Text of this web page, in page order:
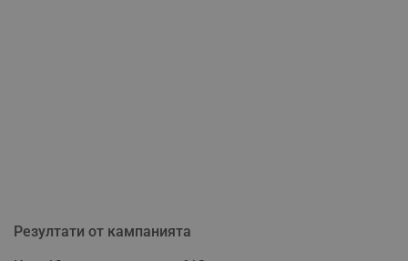
Резултати от кампанията